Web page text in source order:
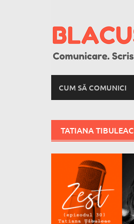
CUM SĂ COMUNICI
TATIANA TIBULEAC